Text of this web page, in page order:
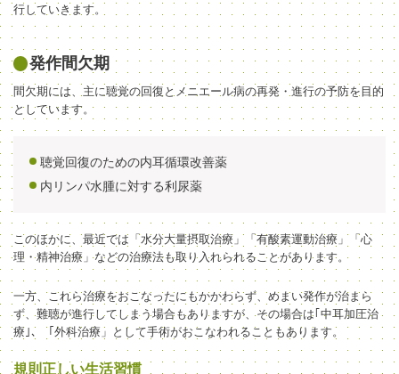
行していきます。
発作間欠期
間欠期には、主に聴覚の回復とメニエール病の再発・進行の予防を目的
としています。
聴覚回復のための内耳循環改善薬
内リンパ水腫に対する利尿薬
このほかに、最近では「水分大量摂取治療」「有酸素運動治療」「心
理・精神治療」などの治療法も取り入れられることがあります。
一方、これら治療をおこなったにもかかわらず、めまい発作が治まら
ず、難聴が進行してしまう場合もありますが、その場合は｢中耳加圧治
療｣、「外科治療」として手術がおこなわれることもあります。
規則正しい生活習慣